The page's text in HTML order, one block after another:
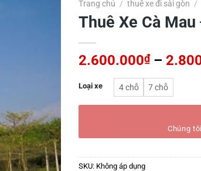
Trang chủ / thuê xe đi sài gòn /
Thuê Xe Cà
2.600.000₫ –
Loại xe 4 chỗ 7 chỗ
Chúng
SKU: Không áp dụng